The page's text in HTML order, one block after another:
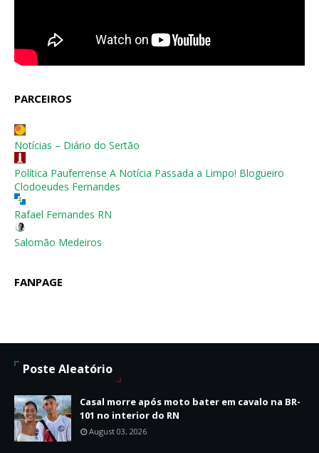
PARCEIROS
Notícias – Diário do Sertão
Política Pauferrense A Notícia Passada a Limpo! Blogueiro
Clodoeudes Fernandes
Rafael Fernandes RN
Salomão Medeiros
FANPAGE
Poste Aleatório
Casal morre após moto bater em cavalo na BR-
101 no interior do RN
August 03, 2026